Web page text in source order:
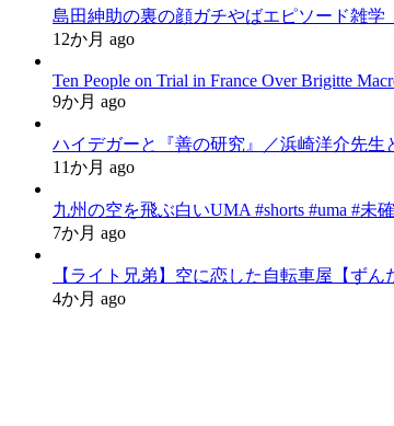
島田紳助の裏の顔ガチやばエピソード雑
12か月 ago
Ten People on Trial in France Over Brigitte
9か月 ago
ハイデガーと『善の研究』／浜崎洋介先生
11か月 ago
九州の空を飛ぶ白いUMA #shorts #uma #未
7か月 ago
【ライト兄弟】空に恋した自転車屋【ずん
4か月 ago